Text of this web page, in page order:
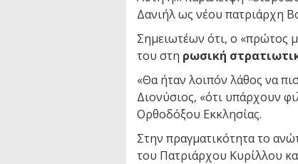
Δανιήλ ως νέου πατριάρχη
Σημειωτέων ότι, ο «πρώτος
του στη ρωσική
«Θα ήταν λοιπόν λάθος να
Διονύσιος, «ότι υπάρχουν
Ορθοδόξου Εκκλησίας.
Στην πραγματικότητα το
του Πατριάρχου Κυρίλλου